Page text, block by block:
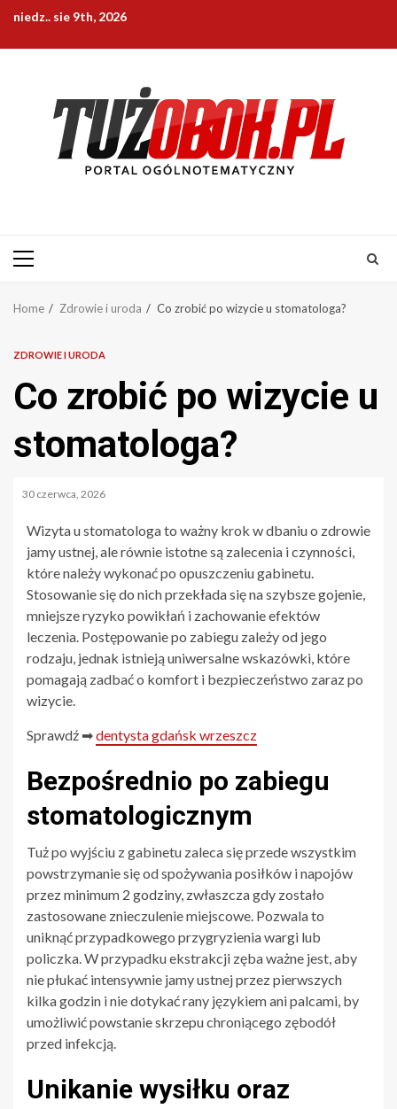
Skip
content
niedz.. sie 9th, 2026
Primary
Home Zdrowie i uroda Co zrobić po wizycie u stomatologa?
ZDROWIE I URODA
Co zrobić po wizycie u
stomatologa?
30 czerwca, 2026
Wizyta u stomatologa to ważny krok w dbaniu o zdrowie
jamy ustnej, ale równie istotne są zalecenia i czynności,
które należy wykonać po opuszczeniu gabinetu.
Stosowanie się do nich przekłada się na szybsze gojenie,
mniejsze ryzyko powikłań i zachowanie efektów
leczenia. Postępowanie po zabiegu zależy od jego
rodzaju, jednak istnieją uniwersalne wskazówki, które
pomagają zadbać o komfort i bezpieczeństwo zaraz po
wizycie.
Sprawdź ➡dentysta gdańsk wrzeszcz
Bezpośrednio po zabiegu
stomatologicznym
Tuż po wyjściu z gabinetu zaleca się przede wszystkim
powstrzymanie się od spożywania posiłków i napojów
przez minimum 2 godziny, zwłaszcza gdy zostało
zastosowane znieczulenie miejscowe. Pozwala to
uniknąć przypadkowego przygryzienia wargi lub
policzka. W przypadku ekstrakcji zęba ważne jest, aby
nie płukać intensywnie jamy ustnej przez pierwszych
kilka godzin i nie dotykać rany językiem ani palcami, by
umożliwić powstanie skrzepu chroniącego zębodół
przed infekcją.
Unikanie wysiłku oraz